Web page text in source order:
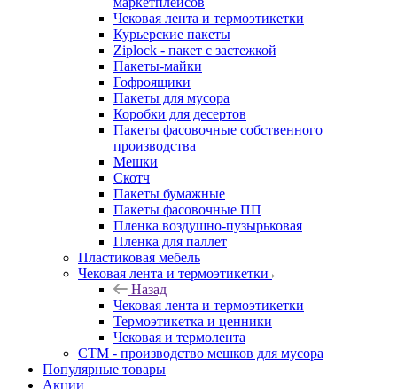
Чековая лента и термоэтикетки
Курьерские пакеты
Ziplock - пакет с застежкой
Пакеты-майки
Гофроящики
Пакеты для мусора
Коробки для десертов
Пакеты фасовочные собственного
производства
Мешки
Скотч
Пакеты бумажные
Пакеты фасовочные ПП
Пленка воздушно-пузырьковая
Пленка для паллет
Пластиковая мебель
Чековая лента и термоэтикетки
Назад
Чековая лента и термоэтикетки
Термоэтикетка и ценники
Чековая и термолента
СТМ - производство мешков для мусора
Популярные товары
Акции